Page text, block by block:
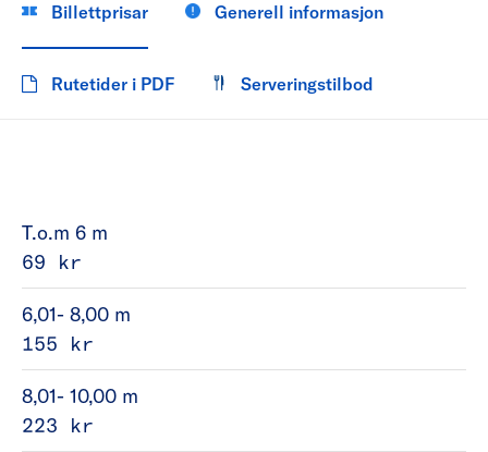
Billettprisar Generell informasjon
Rutetider i PDF Serveringstilbod
T.o.m 6 m
69 kr
6,01- 8,00 m
155 kr
8,01- 10,00 m
223 kr